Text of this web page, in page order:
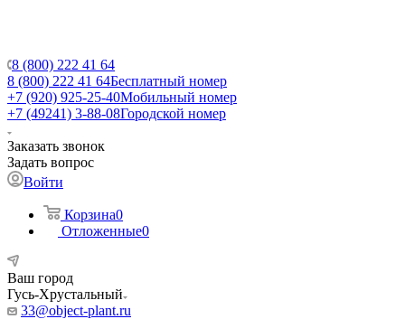
8 (800) 222 41 64
8 (800) 222 41 64Бесплатный номер
+7 (920) 925-25-40Мобильный номер
+7 (49241) 3-88-08Городской номер
Заказать звонок
Задать вопрос
Войти
Корзина0
Отложенные0
Ваш город
Гусь-Хрустальный
33@object-plant.ru